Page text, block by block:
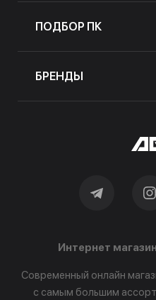
ПОДБОР ПК
БРЕНДЫ
Интернет
Современный онлайн
с самым большим